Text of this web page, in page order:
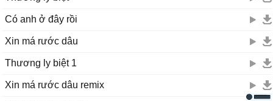
Có anh ở đây rồi
Xin má rước dâu
Thương ly biệt 1
Xin má rước dâu remix